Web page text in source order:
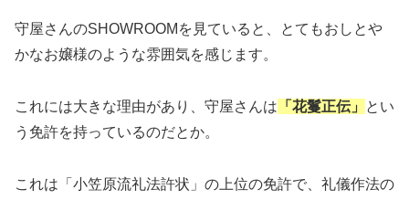
守屋さんのSHOWROOMを見ていると、とてもおしとや
かなお嬢様のような雰囲気を感じます。
これには大きな理由があり、守屋さんは 「花鬘正伝」
とい
う免許を持っているのだとか。
これは「小笠原流礼法許状」の上位の免許で、礼儀作法の